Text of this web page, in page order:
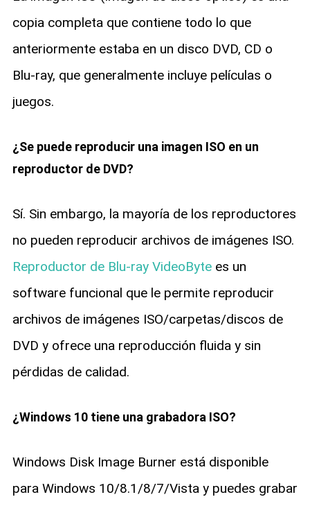
copia completa que contiene todo lo que
anteriormente estaba en un disco DVD, CD o
Blu-ray, que generalmente incluye películas o
juegos.
¿Se puede reproducir una imagen ISO en un
reproductor de DVD?
Sí. Sin embargo, la mayoría de los reproductores
no pueden reproducir archivos de imágenes ISO.
Reproductor de Blu-ray VideoBytees un
software funcional que le permite reproducir
archivos de imágenes ISO/carpetas/discos de
DVD y ofrece una reproducción fluida y sin
pérdidas de calidad.
¿Windows 10 tiene una grabadora ISO?
Windows Disk Image Burner está disponible
para Windows 10/8.1/8/7/Vista y puedes grabar